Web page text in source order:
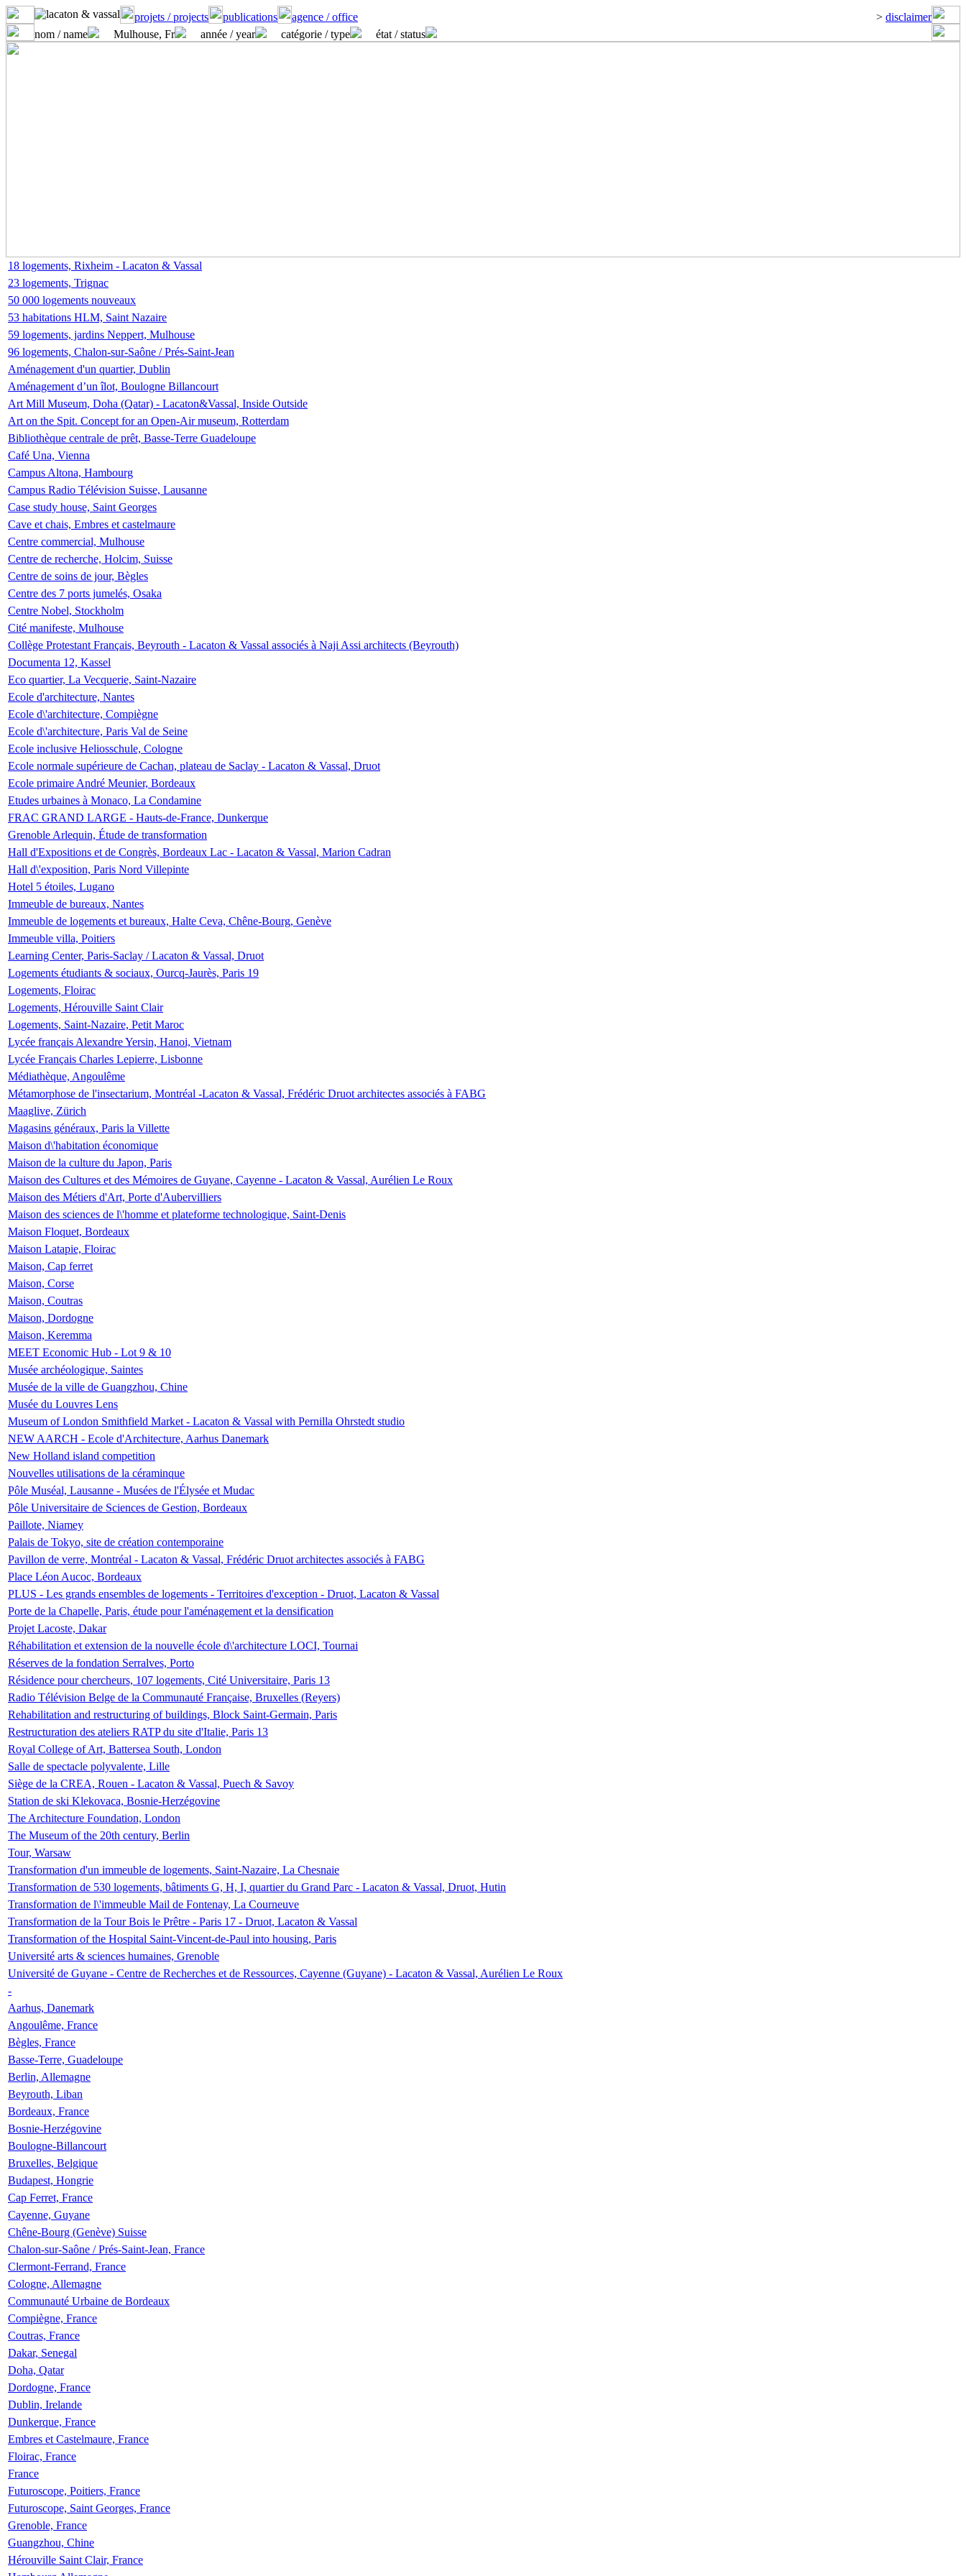
projets / projects publications agence / office > disclaimer
nom / name
Mulhouse, Fr année / year catégorie / type état / status
18 logements, Rixheim - Lacaton & Vassal
23 logements, Trignac
50 000 logements nouveaux
53 habitations HLM, Saint Nazaire
59 logements, jardins Neppert, Mulhouse
96 logements, Chalon-sur-Saône / Prés-Saint-Jean
Aménagement d'un quartier, Dublin
Aménagement d’un îlot, Boulogne Billancourt
Art Mill Museum, Doha (Qatar) - Lacaton&Vassal, Inside Outside
Art on the Spit. Concept for an Open-Air museum, Rotterdam
Bibliothèque centrale de prêt, Basse-Terre Guadeloupe
Café Una, Vienna
Campus Altona, Hambourg
Campus Radio Télévision Suisse, Lausanne
Case study house, Saint Georges
Cave et chais, Embres et castelmaure
Centre commercial, Mulhouse
Centre de recherche, Holcim, Suisse
Centre de soins de jour, Bègles
Centre des 7 ports jumelés, Osaka
Centre Nobel, Stockholm
Cité manifeste, Mulhouse
Collège Protestant Français, Beyrouth - Lacaton & Vassal associés à Naji Assi architects (Beyrouth)
Documenta 12, Kassel
Eco quartier, La Vecquerie, Saint-Nazaire
Ecole d'architecture, Nantes
Ecole d\'architecture, Compiègne
Ecole d\'architecture, Paris Val de Seine
Ecole inclusive Heliosschule, Cologne
Ecole normale supérieure de Cachan, plateau de Saclay - Lacaton & Vassal, Druot
Ecole primaire André Meunier, Bordeaux
Etudes urbaines à Monaco, La Condamine
FRAC GRAND LARGE - Hauts-de-France, Dunkerque
Grenoble Arlequin, Étude de transformation
Hall d'Expositions et de Congrès, Bordeaux Lac - Lacaton & Vassal, Marion Cadran
Hall d\'exposition, Paris Nord Villepinte
Hotel 5 étoiles, Lugano
Immeuble de bureaux, Nantes
Immeuble de logements et bureaux, Halte Ceva, Chêne-Bourg, Genève
Immeuble villa, Poitiers
Learning Center, Paris-Saclay / Lacaton & Vassal, Druot
Logements étudiants & sociaux, Ourcq-Jaurès, Paris 19
Logements, Floirac
Logements, Hérouville Saint Clair
Logements, Saint-Nazaire, Petit Maroc
Lycée français Alexandre Yersin, Hanoi, Vietnam
Lycée Français Charles Lepierre, Lisbonne
Médiathèque, Angoulême
Métamorphose de l'insectarium, Montréal -Lacaton & Vassal, Frédéric Druot architectes associés à FABG
Maaglive, Zürich
Magasins généraux, Paris la Villette
Maison d\'habitation économique
Maison de la culture du Japon, Paris
Maison des Cultures et des Mémoires de Guyane, Cayenne - Lacaton & Vassal, Aurélien Le Roux
Maison des Métiers d'Art, Porte d'Aubervilliers
Maison des sciences de l\'homme et plateforme technologique, Saint-Denis
Maison Floquet, Bordeaux
Maison Latapie, Floirac
Maison, Cap ferret
Maison, Corse
Maison, Coutras
Maison, Dordogne
Maison, Keremma
MEET Economic Hub - Lot 9 & 10
Musée archéologique, Saintes
Musée de la ville de Guangzhou, Chine
Musée du Louvres Lens
Museum of London Smithfield Market - Lacaton & Vassal with Pernilla Ohrstedt studio
NEW AARCH - Ecole d'Architecture, Aarhus Danemark
New Holland island competition
Nouvelles utilisations de la céraminque
Pôle Muséal, Lausanne - Musées de l'Élysée et Mudac
Pôle Universitaire de Sciences de Gestion, Bordeaux
Paillote, Niamey
Palais de Tokyo, site de création contemporaine
Pavillon de verre, Montréal - Lacaton & Vassal, Frédéric Druot architectes associés à FABG
Place Léon Aucoc, Bordeaux
PLUS - Les grands ensembles de logements - Territoires d'exception - Druot, Lacaton & Vassal
Porte de la Chapelle, Paris, étude pour l'aménagement et la densification
Projet Lacoste, Dakar
Réhabilitation et extension de la nouvelle école d\'architecture LOCI, Tournai
Réserves de la fondation Serralves, Porto
Résidence pour chercheurs, 107 logements, Cité Universitaire, Paris 13
Radio Télévision Belge de la Communauté Française, Bruxelles (Reyers)
Rehabilitation and restructuring of buildings, Block Saint-Germain, Paris
Restructuration des ateliers RATP du site d'Italie, Paris 13
Royal College of Art, Battersea South, London
Salle de spectacle polyvalente, Lille
Siège de la CREA, Rouen - Lacaton & Vassal, Puech & Savoy
Station de ski Klekovaca, Bosnie-Herzégovine
The Architecture Foundation, London
The Museum of the 20th century, Berlin
Tour, Warsaw
Transformation d'un immeuble de logements, Saint-Nazaire, La Chesnaie
Transformation de 530 logements, bâtiments G, H, I, quartier du Grand Parc - Lacaton & Vassal, Druot, Hutin
Transformation de l\'immeuble Mail de Fontenay, La Courneuve
Transformation de la Tour Bois le Prêtre - Paris 17 - Druot, Lacaton & Vassal
Transformation of the Hospital Saint-Vincent-de-Paul into housing, Paris
Université arts & sciences humaines, Grenoble
Université de Guyane - Centre de Recherches et de Ressources, Cayenne (Guyane) - Lacaton & Vassal, Aurélien Le Roux
-
Aarhus, Danemark
Angoulême, France
Bègles, France
Basse-Terre, Guadeloupe
Berlin, Allemagne
Beyrouth, Liban
Bordeaux, France
Bosnie-Herzégovine
Boulogne-Billancourt
Bruxelles, Belgique
Budapest, Hongrie
Cap Ferret, France
Cayenne, Guyane
Chêne-Bourg (Genève) Suisse
Chalon-sur-Saône / Prés-Saint-Jean, France
Clermont-Ferrand, France
Cologne, Allemagne
Communauté Urbaine de Bordeaux
Compiègne, France
Coutras, France
Dakar, Senegal
Doha, Qatar
Dordogne, France
Dublin, Irelande
Dunkerque, France
Embres et Castelmaure, France
Floirac, France
France
Futuroscope, Poitiers, France
Futuroscope, Saint Georges, France
Grenoble, France
Guangzhou, Chine
Hérouville Saint Clair, France